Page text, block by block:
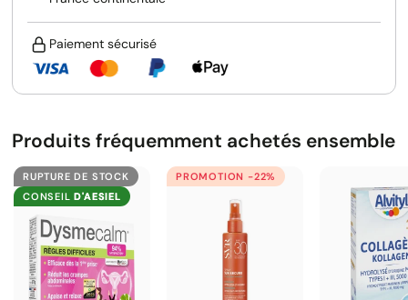
Paiement sécurisé
Produits fréquemment achetés ensemble
RUPTURE DE STOCK
CONSEILD'AESIEL
PROMOTION -22%